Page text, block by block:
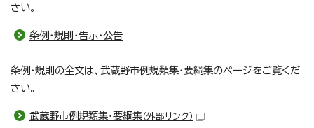
さい。
条例・規則・告示・公告
条例・規則の全文は、武蔵野市例規類集・要綱集のページをご覧くだ
さい。
武蔵野市例規類集・要綱集（外部リンク）